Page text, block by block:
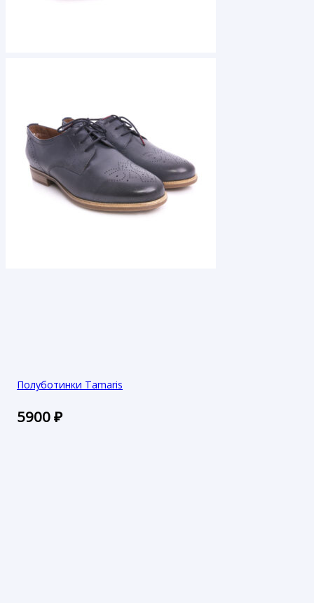
Полуботинки Tamaris
5900₽